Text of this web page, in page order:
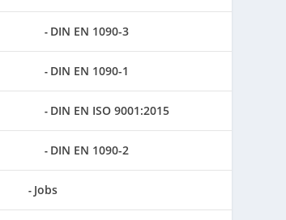
DIN EN 1090-3
DIN EN 1090-1
DIN EN ISO 9001:2015
DIN EN 1090-2
Jobs